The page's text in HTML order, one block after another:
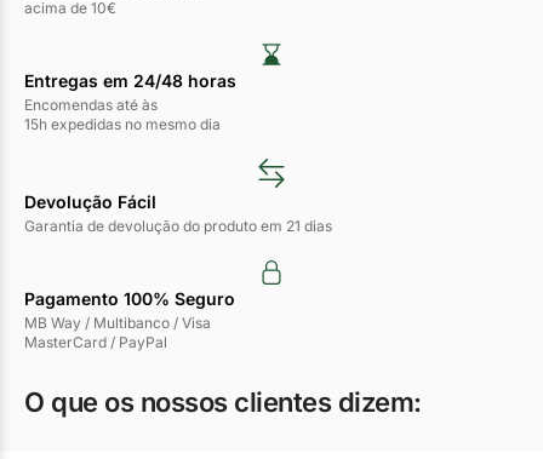
acima de 10€
Entregas em 24/48 horas​
Encomendas até às
15h expedidas no mesmo dia
Devolução Fácil
Garantia de devolução do produto em 21 dias
Pagamento 100% Seguro
MB Way / Multibanco / Visa
MasterCard / PayPal
O que os nossos clientes dizem: